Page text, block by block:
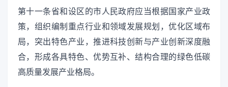
第十一条省和设区的市人民政府应当根据国家产业政
策，组织编制重点行业和领域发展规划，优化区域布
局，突出特色产业，推进科技创新与产业创新深度融
合，形成各具特色、优势互补、结构合理的绿色低碳
高质量发展产业格局。